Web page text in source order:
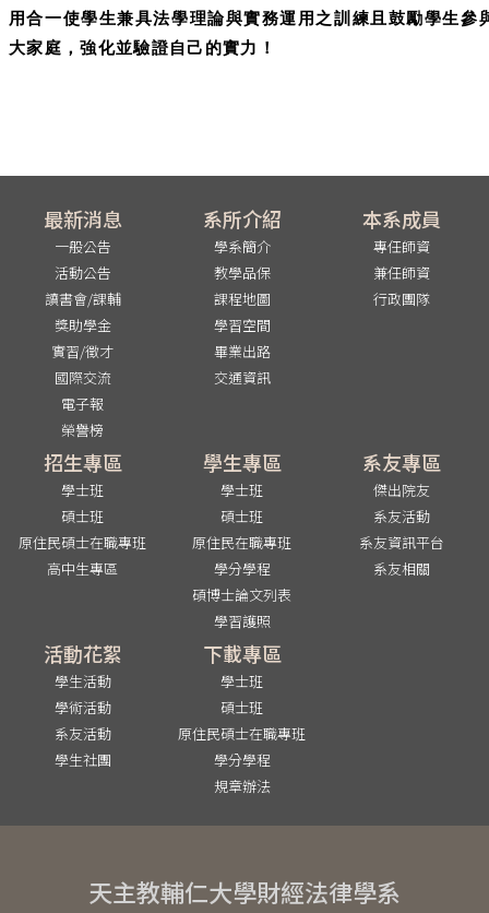
用合一使學生兼具法學理論與實務運用之訓練且鼓勵學生
大家庭，強化並驗證自己的實力！
最新消息
一般公告
活動公告
讀書會/課輔
獎助學金
實習/徵才
國際交流
電子報
榮譽榜
系所介紹
學系簡介
教學品保
課程地圖
學習空間
畢業出路
交通資訊
本系成員
專任師資
兼任師資
行政團隊
招生專區
學士班
碩士班
原住民碩士在職專班
高中生專區
學生專區
學士班
碩士班
原住民在職專班
學分學程
碩博士論文列表
學習護照
系友專區
傑出院友
系友活動
系友資訊平台
系友相關
活動花絮
學生活動
學術活動
系友活動
學生社團
下載專區
學士班
碩士班
原住民碩士在職專班
學分學程
規章辦法
天主教輔仁大學財經法律學系